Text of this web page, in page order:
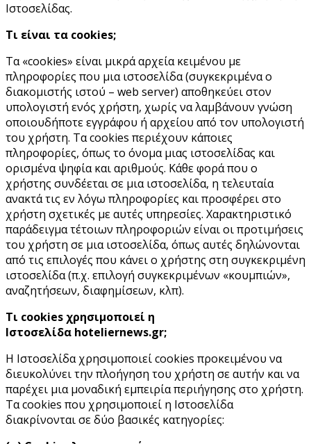
Ιστοσελίδας.
Τι είναι τα cookies;
Τα «cookies» είναι μικρά αρχεία κειμένου με
πληροφορίες που μια ιστοσελίδα (συγκεκριμένα ο
διακομιστής ιστού – web server) αποθηκεύει στον
υπολογιστή ενός χρήστη, χωρίς να λαμβάνουν γνώση
οποιουδήποτε εγγράφου ή αρχείου από τον υπολογιστή
του χρήστη. Τα cookies περιέχουν κάποιες
πληροφορίες, όπως το όνομα μιας ιστοσελίδας και
ορισμένα ψηφία και αριθμούς. Κάθε φορά που ο
χρήστης συνδέεται σε μια ιστοσελίδα, η τελευταία
ανακτά τις εν λόγω πληροφορίες και προσφέρει στο
χρήστη σχετικές με αυτές υπηρεσίες. Χαρακτηριστικό
παράδειγμα τέτοιων πληροφοριών είναι οι προτιμήσεις
του χρήστη σε μια ιστοσελίδα, όπως αυτές δηλώνονται
από τις επιλογές που κάνει ο χρήστης στη συγκεκριμένη
ιστοσελίδα (π.χ. επιλογή συγκεκριμένων «κουμπιών»,
αναζητήσεων, διαφημίσεων, κλπ).
Τι cookies χρησιμοποιεί η
Ιστοσελίδα hoteliernews.gr;
Η Ιστοσελίδα χρησιμοποιεί cookies προκειμένου να
διευκολύνει την πλοήγηση του χρήστη σε αυτήν και να
παρέχει μια μοναδική εμπειρία περιήγησης στο χρήστη.
Τα cookies που χρησιμοποιεί η Ιστοσελίδα
διακρίνονται σε δύο βασικές κατηγορίες: